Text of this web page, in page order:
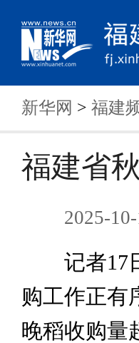
新华网 > 福建
福建省
2025-
记者17日
购工作正有
晚稻收购量